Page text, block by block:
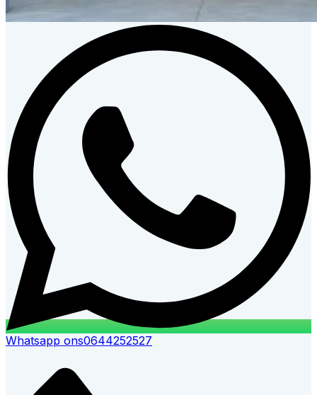
Whatsapp ons0644252527